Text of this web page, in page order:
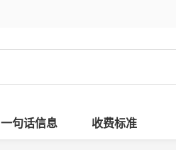
一句话信息 收费标准